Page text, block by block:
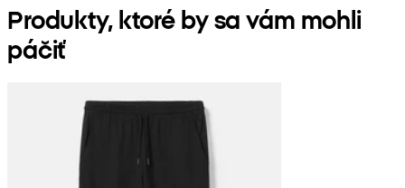
Produkty, ktoré by sa vám mohli
páčiť